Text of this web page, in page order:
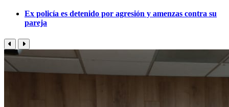
Ex policía es detenido por agresión y amenzas contra su
pareja